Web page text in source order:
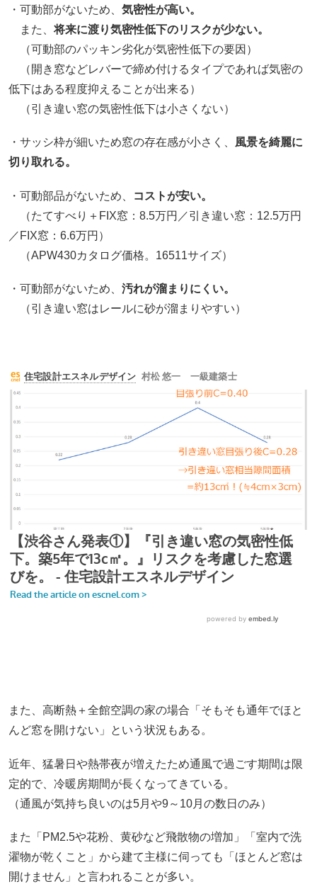
・可動部がないため、 気密性が高い。
また、将来に渡り気密性低下のリスクが少ない。
（可動部のパッキン劣化が気密性低下の要因）
（開き窓などレバーで締め付けるタイプであれば気密の
低下はある程度抑えることが出来る）
（引き違い窓の気密性低下は小さくない）
・サッシ枠が細いため窓の存在感が小さく、 風景を綺麗に
切り取れる。
・可動部品がないため、
コストが安い。
（たてすべり＋FIX窓：8.5万円／引き違い窓：12.5万円
／FIX窓：6.6万円）
（APW430カタログ価格。16511サイズ）
・可動部がないため、 汚れが溜まりにくい。
（引き違い窓はレールに砂が溜まりやすい）
また、高断熱＋全館空調の家の場合「そもそも通年でほと
んど窓を開けない」という状況もある。
近年、猛暑日や熱帯夜が増えたため通風で過ごす期間は限
定的で、冷暖房期間が長くなってきている。
（通風が気持ち良いのは5月や9～10月の数日のみ）
また「PM2.5や花粉、黄砂など飛散物の増加」「室内で洗
濯物が乾くこと」から建て主様に伺っても「ほとんど窓は
開けません」と言われることが多い。